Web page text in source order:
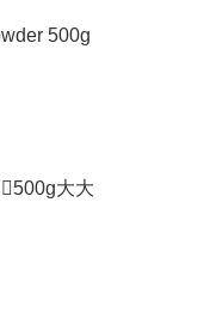
500g
大大